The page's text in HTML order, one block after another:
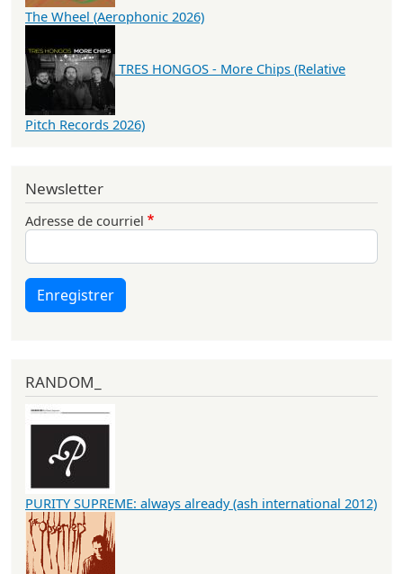
The Wheel (Aerophonic 2026)
TRES HONGOS - More Chips (Relative
Pitch Records 2026)
Newsletter
Adresse de courriel
Enregistrer
RANDOM_
PURITY SUPREME: always already (ash international 2012)